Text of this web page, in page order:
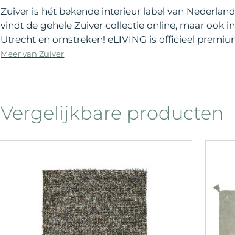
Zuiver is hét bekende interieur label van
vindt de gehele Zuiver collectie online, maar ook
Utrecht en omstreken! eLIVING is officieel
Meer van Zuiver
Vergelijkbare producten